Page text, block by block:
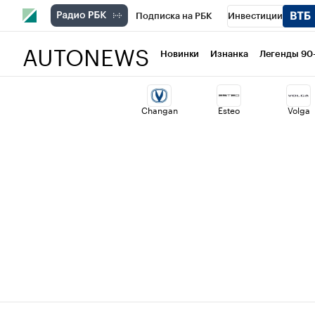
Подписка на РБК Инвестиции
Национальные проекты Город
Кредитные рейтинги Франшизы
AUTONEWS Новинки Изнанка Легенды
Changan Esteo Volga